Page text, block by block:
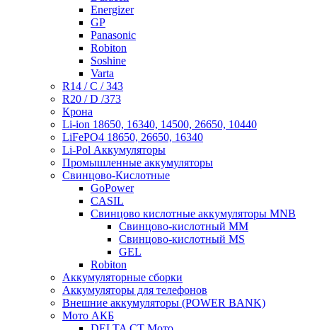
Energizer
GP
Panasonic
Robiton
Soshine
Varta
R14 / C / 343
R20 / D /373
Крона
Li-ion 18650, 16340, 14500, 26650, 10440
LiFePO4 18650, 26650, 16340
Li-Pol Аккумуляторы
Промышленные аккумуляторы
Свинцово-Кислотные
GoPower
CASIL
Свинцово кислотные аккумуляторы MNB
Cвинцово-кислотный MM
Cвинцово-кислотный MS
GEL
Robiton
Аккумуляторные сборки
Аккумуляторы для телефонов
Внешние аккумуляторы (POWER BANK)
Мото АКБ